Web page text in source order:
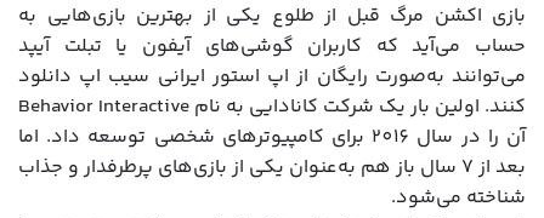
بازی اکشن مرگ قبل از طلوع یکی از بهترین بازی‌هایی به
حساب می‌آید که کاربران گوشی‌های آیفون یا تبلت آیپد
می‌توانند به‌صورت رایگان از اپ استور ایرانی سیب اپ دانلود
کنند. اولین بار یک شرکت کانادایی به نام Behavior Interactive
آن را در سال 2016 برای کامپیوترهای شخصی توسعه داد. اما
بعد از 7 سال باز هم به‌عنوان یکی از بازی‌های پرطرفدار و جذاب
شناخته می‌شود.